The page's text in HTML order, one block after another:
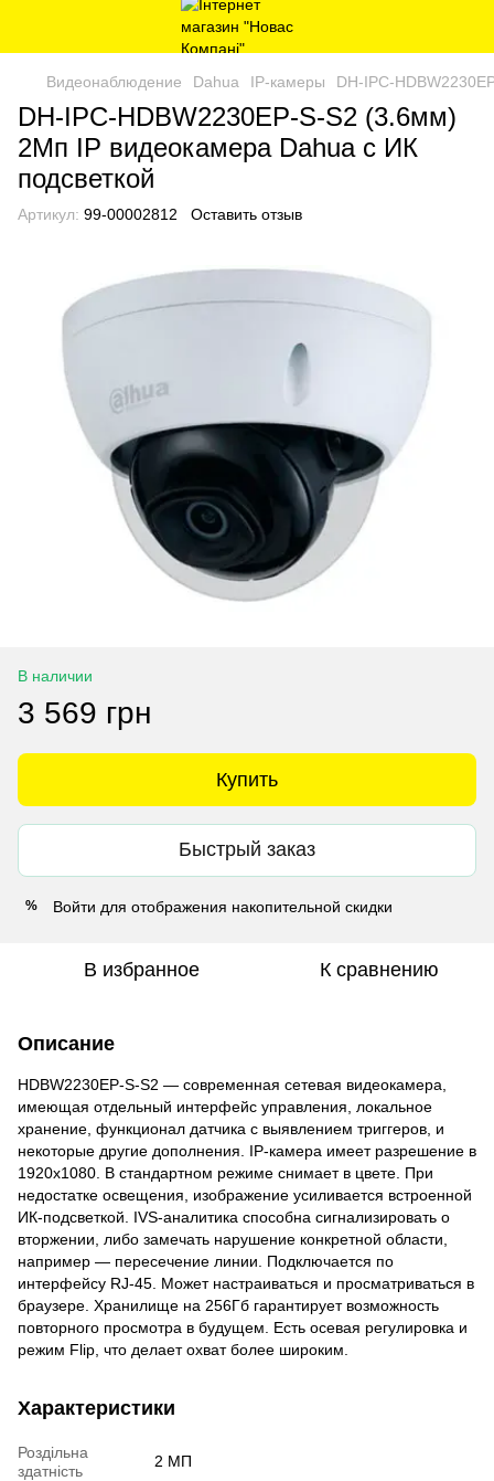
Видеонаблюдение Dahua IP-камеры DH-IPC-
DH-IPC-HDBW2230EP-S-S2 (3.6мм)
2Мп IP видеокамера Dahua с ИК
подсветкой
Артикул: 99-00002812 Оставить отзыв
В наличии
3 569 грн
Купить
Быстрый заказ
% Войти для отображения накопительной скидки
В избранное К сравнению
Описание
HDBW2230EP-S-S2 — современная сетевая видеокамера,
имеющая отдельный интерфейс управления, локальное
хранение, функционал датчика с выявлением триггеров, и
некоторые другие дополнения. IP-камера имеет разрешение в
1920x1080. В стандартном режиме снимает в цвете. При
недостатке освещения, изображение усиливается встроенной
ИК-подсветкой. IVS-аналитика способна сигнализировать о
вторжении, либо замечать нарушение конкретной области,
например — пересечение линии. Подключается по
интерфейсу RJ-45. Может настраиваться и просматриваться в
браузере. Хранилище на 256Гб гарантирует возможность
повторного просмотра в будущем. Есть осевая регулировка и
режим Flip, что делает охват более широким.
Характеристики
Роздільна
здатність
2 МП